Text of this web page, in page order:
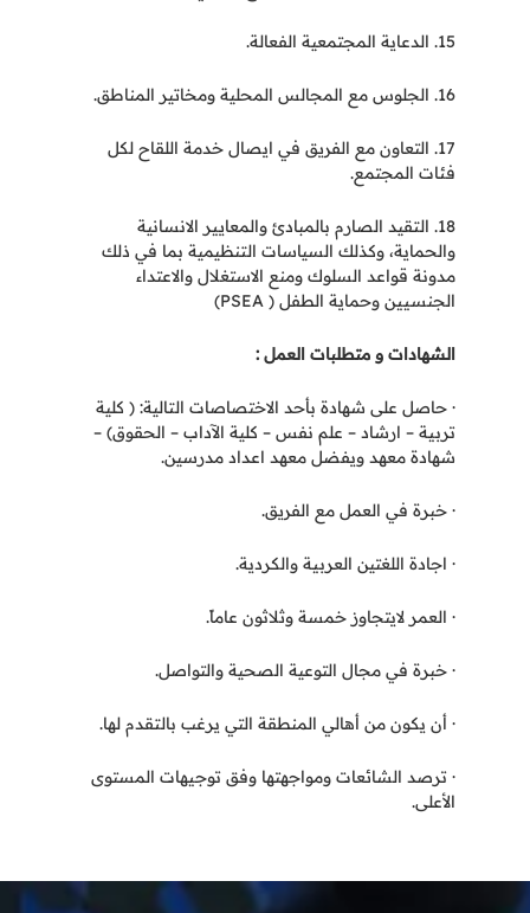
15. الدعاية المجتمعية الفعالة.
16. الجلوس مع المجالس المحلية ومخاتير المناطق.
17. التعاون مع الفريق في ايصال خدمة اللقاح لكل
فئات المجتمع.
18. التقيد الصارم بالمبادئ والمعايير الانسانية
والحماية، وكذلك السياسات التنظيمية بما في ذلك
مدونة قواعد السلوك ومنع الاستغلال والاعتداء
الجنسيين وحماية الطفل ( PSEA)
الشهادات و متطلبات العمل :
· حاصل على شهادة بأحد الاختصاصات التالية: ( كلية
تربية – ارشاد – علم نفس – كلية الآداب – الحقوق) –
شهادة معهد ويفضل معهد اعداد مدرسين.
· خبرة في العمل مع الفريق.
· اجادة اللغتين العربية والكردية.
· العمر لايتجاوز خمسة وثلاثون عاماً.
· خبرة في مجال التوعية الصحية والتواصل.
· أن يكون من أهالي المنطقة التي يرغب بالتقدم لها.
· ترصد الشائعات ومواجهتها وفق توجيهات المستوى
الأعلى.